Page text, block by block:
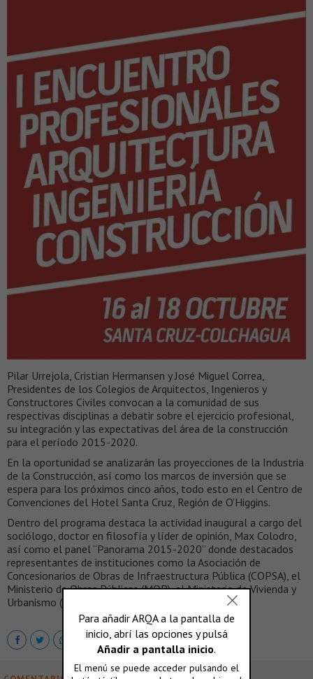
Pilar Urrejola, Cristian Hermansen y José Miguel Correa,
Presidentes de los Colegios de Arquitectos, Ingenieros y
Constructores Civiles convocan a la comunidad de sus
respectivas disciplinas a debatir sobre el ejercicio profesional,
su integración y las expectativas del área de la construcción
para el período 2015-2020.
En la oportunidad se analizarán las proyecciones de la Industria
de la Construcción, así como los marcos de inversión que se
espera para los próximos cinco años, todo esto en el Centro de
Convenciones del Hotel Santa Cruz, Región de O’Higgins.
Dentro del programa destaca la actividad inaugural a cargo del
sociólogo, doctor en filosofía y líder de opinión, Max Colodro,
así como el panel “Panorama 2015-2020” donde destacados
representantes de instituciones como la Asociación de
Concesionarios de Obras de Infraestructura Pública (COPSA), el
Ministerio de Obras Públicas (MOP), el Ministerio de Vivienda y
Urbanismo (MINVU) analizarán el escenario futuro.